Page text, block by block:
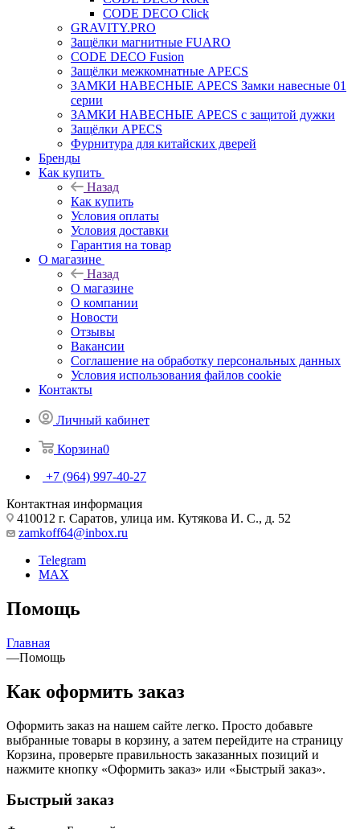
CODE DECO Click
GRAVITY.PRO
Защёлки магнитные FUARO
CODE DECO Fusion
Защёлки межкомнатные APECS
ЗАМКИ НАВЕСНЫЕ APECS Замки навесные 01
серии
ЗАМКИ НАВЕСНЫЕ APECS с защитой дужки
Защёлки APECS
Фурнитура для китайских дверей
Бренды
Как купить
Назад
Как купить
Условия оплаты
Условия доставки
Гарантия на товар
О магазине
Назад
О магазине
О компании
Новости
Отзывы
Вакансии
Соглашение на обработку персональных данных
Условия использования файлов cookie
Контакты
Личный кабинет
Корзина0
+7 (964) 997-40-27
Контактная информация
410012 г. Саратов, улица им. Кутякова И. С., д. 52
zamkoff64@inbox.ru
Telegram
MAX
Помощь
Главная
—Помощь
Как оформить заказ
Оформить заказ на нашем сайте легко. Просто добавьте
выбранные товары в корзину, а затем перейдите на страницу
Корзина, проверьте правильность заказанных позиций и
нажмите кнопку «Оформить заказ» или «Быстрый заказ».
Быстрый заказ